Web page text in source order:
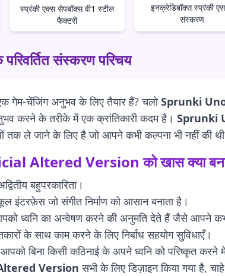
स्प्रंकी एक्स सेपबॉक्स वी1 स्टील
फैक्टरी
इनक्रेडिबॉक्स स्प्रंकी
संस्करण
संस्करण परिचय
गेम-चेंजिंग अनुभव के लिए तैयार हैं? चलोSprunki
करने के तरीके में एक क्रांतिकारी कदम है। Sprunki
तक ले जाने के लिए है जो आपने कभी कल्पना भी नहीं की
Altered Version को खास क्या
बहुपरकारिता।
इंटरफ़ेस जो संगीत निर्माण को आसान बनाता है।
ध्वनि का अन्वेषण करने की अनुमति देते हैं जैसे आपने
के साथ काम करने के लिए निर्बाध सहयोग सुविधाएँ।
बिना किसी कठिनाई के अपने ध्वनि को परिष्कृत करने
Version सभी के लिए डिज़ाइन किया गया है,